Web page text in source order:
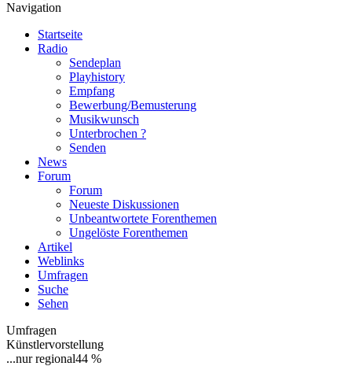
Navigation
Startseite
Radio
Sendeplan
Playhistory
Empfang
Bewerbung/Bemusterung
Musikwunsch
Unterbrochen ?
Senden
News
Forum
Forum
Neueste Diskussionen
Unbeantwortete Forenthemen
Ungelöste Forenthemen
Artikel
Weblinks
Umfragen
Suche
Sehen
Umfragen
Künstlervorstellung
...nur regional44 %